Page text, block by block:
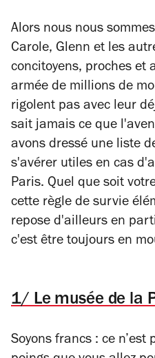
Alors nous nous
Carole, Glenn et les
concitoyens, proches et
armée de millions de
rigolent pas avec leur
sait jamais ce que
avons dressé une liste
s'avérer utiles en cas
Paris. Quel que soit
cette règle de survie
repose d'ailleurs en
c'est être toujours en
1/ Le musée de la
Soyons francs : ce n’est